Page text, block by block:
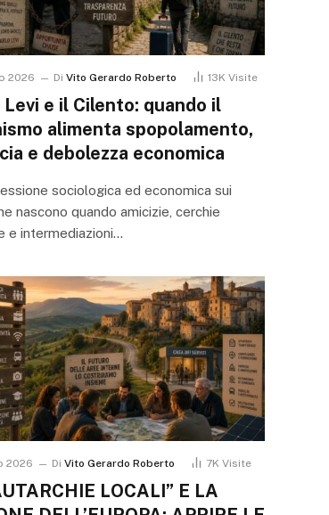
2026 Di Vito Gerardo Roberto 13K Visite
Levi e il Cilento: quando il
alimenta spopolamento,
e debolezza economica
sociologica ed economica sui
nascono quando amicizie, cerchie
e intermediazioni…
2026 Di Vito Gerardo Roberto 7K Visite
LOCALI” E LA